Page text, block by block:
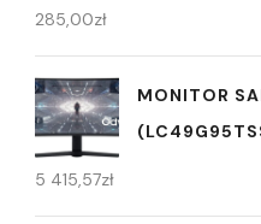
285,00zł
MONITOR
5 415,57zł